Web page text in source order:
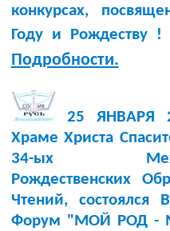
конкурсах,
Году и
Подробности.
25 ЯНВАРЯ
Храме Христа
34-ых
Рождественских
Чтений, состоялся
Форум "МОЙ РОД -